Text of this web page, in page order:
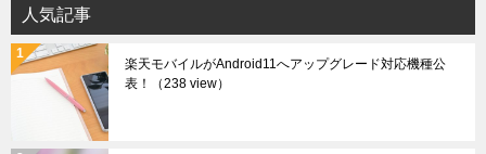
ブ
人気記事
楽天モバイルがAndroid11へアップグレード対応機種公
表！
（238 view）